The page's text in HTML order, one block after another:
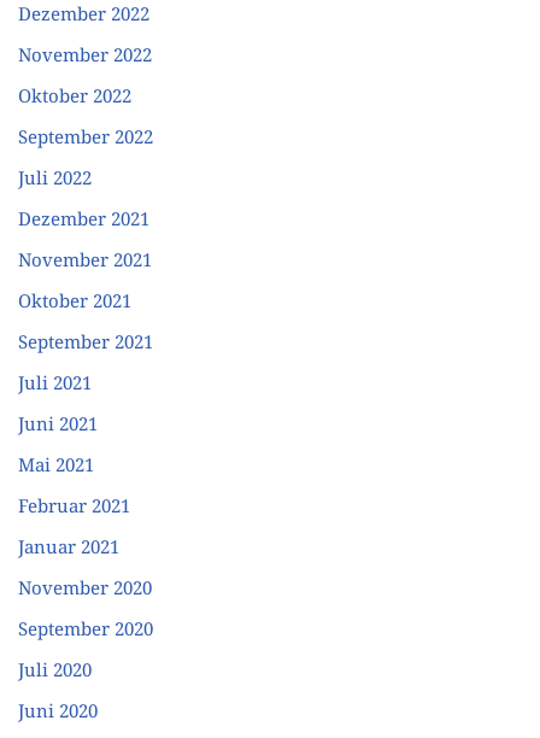
Dezember 2022
November 2022
Oktober 2022
September 2022
Juli 2022
Dezember 2021
November 2021
Oktober 2021
September 2021
Juli 2021
Juni 2021
Mai 2021
Februar 2021
Januar 2021
November 2020
September 2020
Juli 2020
Juni 2020